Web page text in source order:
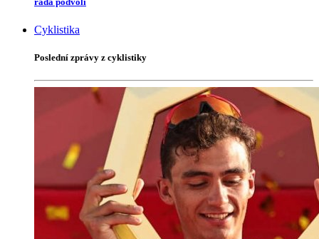
Cyklistika
Poslední zprávy z cyklistiky